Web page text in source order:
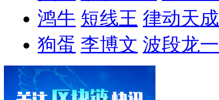
鸿牛 短线王 律动天成
狗蛋 李博文 波段龙一